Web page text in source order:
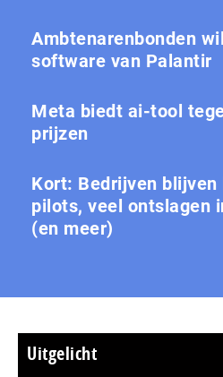
Ambtenarenbonden
software van Palantir
Meta biedt ai-tool
prijzen
Kort: Bedrijven blijven
pilots, veel ontslagen
(en meer)
Uitgelicht